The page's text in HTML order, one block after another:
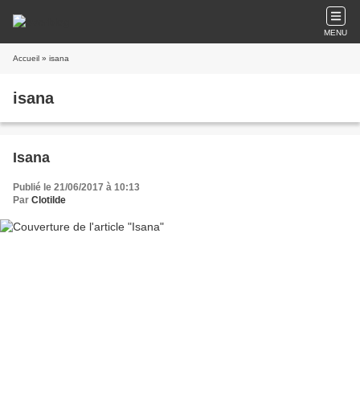
MENU
Accueil » isana
isana
Isana
Publié le 21/06/2017 à 10:13
Par Clotilde